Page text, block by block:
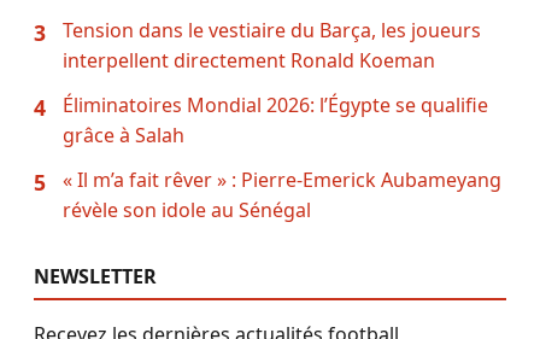
3
Tension dans le vestiaire du Barça, les joueurs
interpellent directement Ronald Koeman
4
Éliminatoires Mondial 2026: l’Égypte se qualifie
grâce à Salah
5
« Il m’a fait rêver » : Pierre-Emerick Aubameyang
révèle son idole au Sénégal
NEWSLETTER